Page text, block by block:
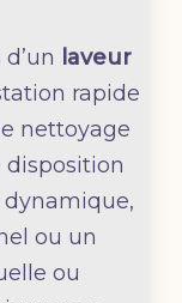
laveur
rapide
nettoyage
disposition
ou un
ou